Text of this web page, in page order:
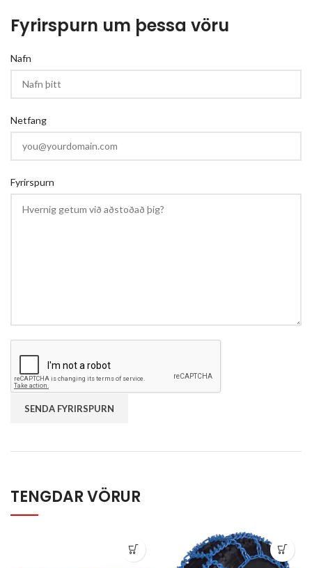
Fyrirspurn um þessa vöru
Nafn
Netfang
Fyrirspurn
TENGDAR VÖRUR